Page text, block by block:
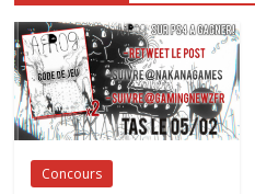
Concours